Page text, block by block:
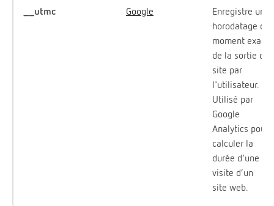
__utmc Google
Enregistre un
horodatage du
moment exact
de la sortie du
site par
l'utilisateur.
Utilisé par
Google
Analytics pour
calculer la
durée d'une
visite d’un
site web.